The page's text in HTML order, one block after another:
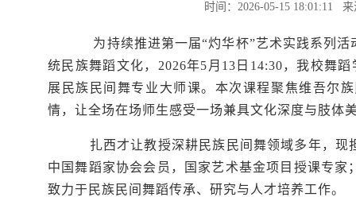
时间：2026-05-15 18:01:11
为持续推进第一届“灼华杯”艺术实践系列
统民族舞蹈文化，2026年5月13日14:30，我校舞
展民族民间舞专业大师课。本次课程聚焦维吾尔
情，让全场在场师生感受一场兼具文化深度与肢体
扎西才让教授深耕民族民间舞领域多年，现
中国舞蹈家协会会员，国家艺术基金项目授课专
致力于民族民间舞蹈传承、研究与人才培养工作。